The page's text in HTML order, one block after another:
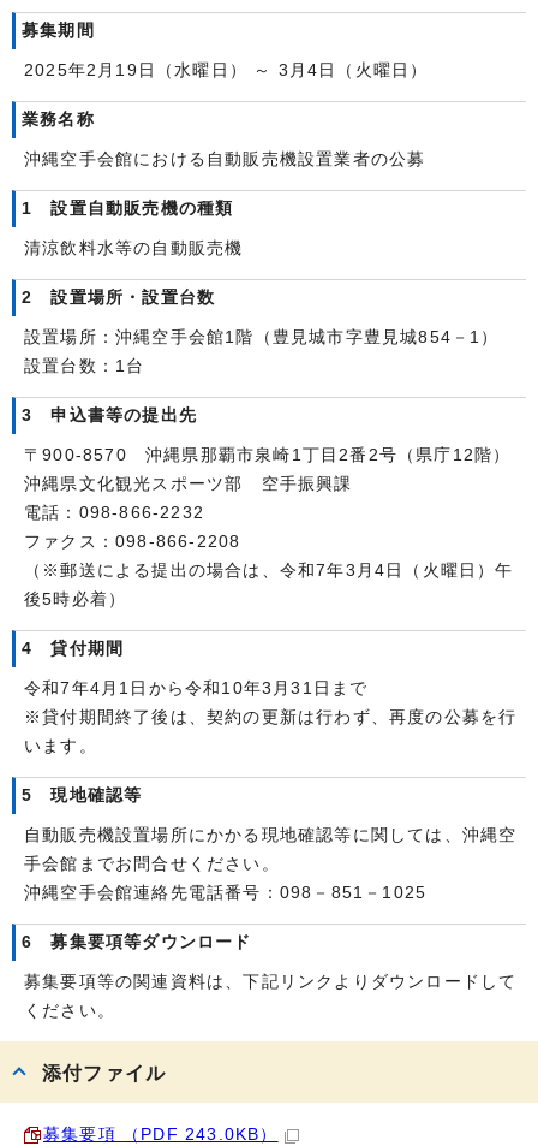
募集期間
2025年2月19日（水曜日） ～ 3月4日（火曜日）
業務名称
沖縄空手会館における自動販売機設置業者の公募
1 設置自動販売機の種類
清涼飲料水等の自動販売機
2 設置場所・設置台数
設置場所：沖縄空手会館1階（豊見城市字豊見城854－1）
設置台数：1台
3 申込書等の提出先
〒900-8570 沖縄県那覇市泉崎1丁目2番2号（県庁12階）
沖縄県文化観光スポーツ部 空手振興課
電話：098-866-2232
ファクス：098-866-2208
（※郵送による提出の場合は、令和7年3月4日（火曜日）午
後5時必着）
4 貸付期間
令和7年4月1日から令和10年3月31日まで
※貸付期間終了後は、契約の更新は行わず、再度の公募を行
います。
5 現地確認等
自動販売機設置場所にかかる現地確認等に関しては、沖縄空
手会館までお問合せください。
沖縄空手会館連絡先電話番号：098－851－1025
6 募集要項等ダウンロード
募集要項等の関連資料は、下記リンクよりダウンロードして
ください。
添付ファイル
募集要項 （PDF 243.0KB）